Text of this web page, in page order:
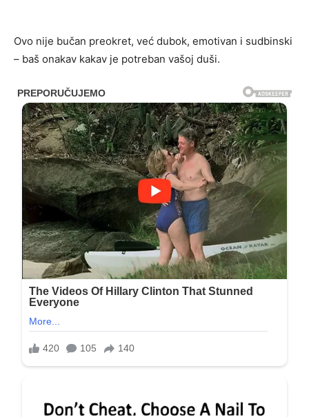
Ovo nije bučan preokret, već dubok, emotivan i sudbinski
– baš onakav kakav je potreban vašoj duši.